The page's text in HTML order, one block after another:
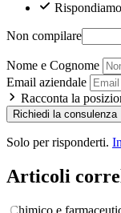
Non compilare
Nome e Cognome
Email aziendale
Racconta la
Richiedi la consulenza
Solo per risponderti.
Articoli
Chimico e